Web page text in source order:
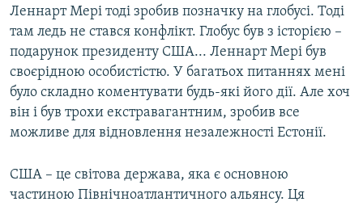
Леннарт Мері тоді зробив позначку на глобусі. Тоді
там ледь не стався конфлікт. Глобус був з історією –
подарунок президенту США... Леннарт Мері був
своєрідною особистістю. У багатьох питаннях мені
було складно коментувати будь-які його дії. Але хоч
він і був трохи екстравагантним, зробив все
можливе для відновлення незалежності Естонії.
США – це світова держава, яка є основною
частиною Північноатлантичного альянсу. Ця